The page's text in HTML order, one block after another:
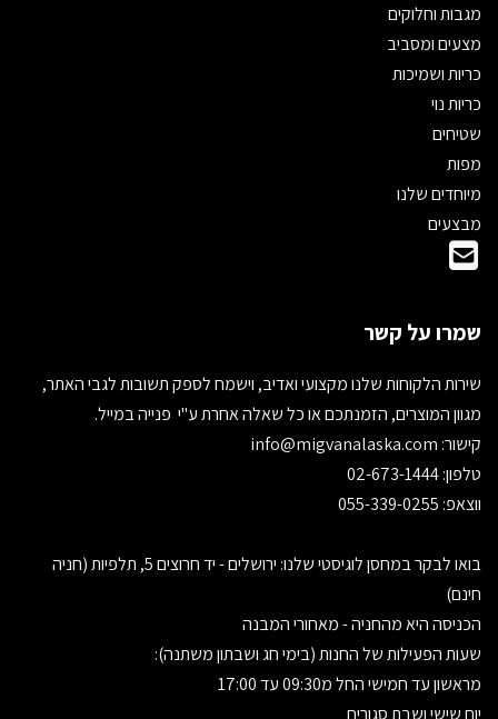
מגבות וחלוקים
מצעים ומסביב
כריות ושמיכות
כריות נוי
שטיחים
מפות
מיוחדים שלנו
מבצעים
שמרו על קשר
שירות הלקוחות שלנו מקצועי ואדיב, וישמח לספק תשובות לגבי האתר,
מגוון המוצרים, הזמנתכם או כל שאלה אחרת ע"י פנייה במייל.
קישור:
טלפון: 02-673-1444
ווצאפ: 055-339-0255
בואו לבקר במחסן לוגיסטי שלנו: ירושלים - יד חרוצים 5, תלפיות (חניה
חינם)
הכניסה היא מהחניה - מאחורי המבנה
שעות הפעילות של החנות (בימי חג ושבתון משתנה):
מראשון עד חמישי החל מ09:30 עד 17:00
יום שישי ושבת סגורים